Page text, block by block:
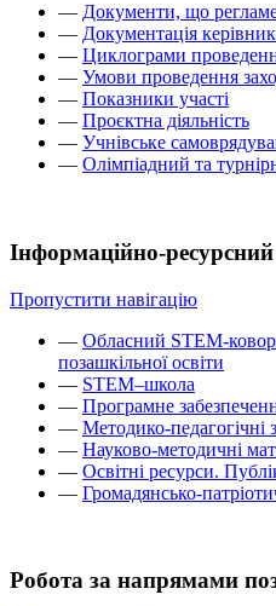
— Документи, що
— Документація
— Циклограми
— Умови проведення
— Показники участі
— Проєктна діяльність
— Учнівське
— Олімпіадний та
Інформаційно-
Пропустити навігацію
— Обласний STEM-
позашкільної освіти
— STEM–школа
— Програмне
— Методико-педагогічні
— Науково-методичні
— Освітні ресурси.
— Громадянсько-
Робота за напрямами